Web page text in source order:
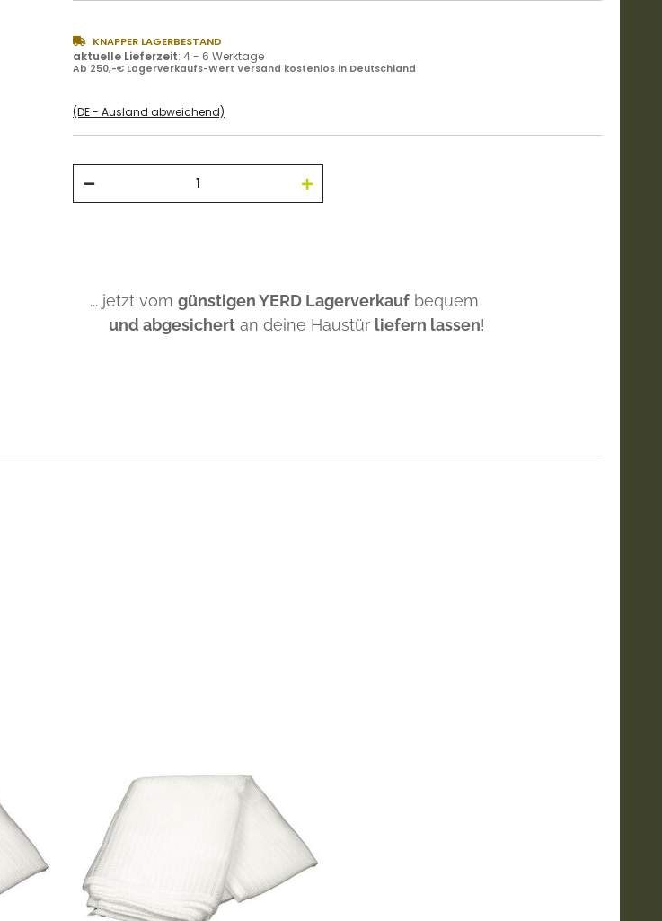
KNAPPER LAGERBESTAND
aktuelle Lieferzeit: 4 - 6 Werktage
Ab 250,-€ Lagerverkaufs-Wert Versand kostenlos in Deutschland
(DE - Ausland abweichend)
... jetzt vom günstigen YERD Lagerverkauf bequem
und abgesichert an deine Haustür liefern lassen!